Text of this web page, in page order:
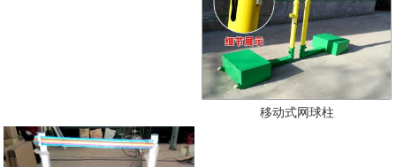
移动式网球柱